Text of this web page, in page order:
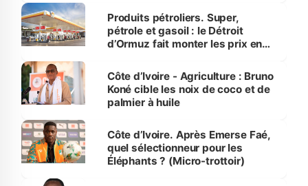
menacées
Produits pétroliers. Super,
pétrole et gasoil : le Détroit
d’Ormuz fait monter les prix en
Côte d’Ivoire - Agriculture : Bruno
Koné cible les noix de coco et de
palmier à huile
Côte d’Ivoire. Après Emerse Faé,
quel sélectionneur pour les
Éléphants ? (Micro-trottoir)